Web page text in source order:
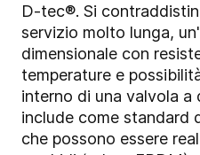
D-tec®. Si
servizio molto lunga,
dimensionale con
temperature e
interno di una valvola
include come standard
che possono essere